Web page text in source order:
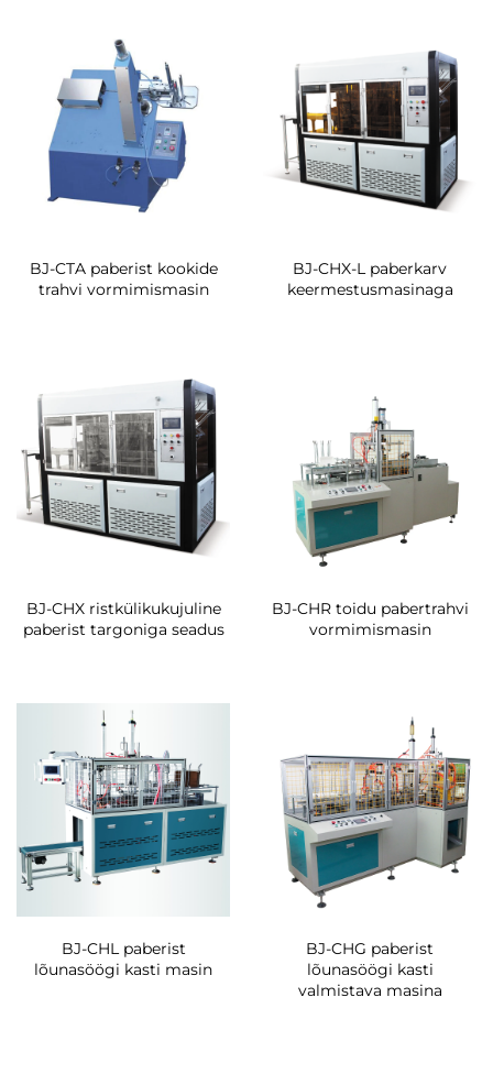
BJ-CTA paberist kookide
trahvi vormimismasin
BJ-CHX-L paberkarv
keermestusmasinaga
BJ-CHX ristkülikukujuline
paberist targoniga seadus
BJ-CHR toidu pabertrahvi
vormimismasin
BJ-CHL paberist
lõunasöögi kasti masin
BJ-CHG paberist
lõunasöögi kasti
valmistava masina